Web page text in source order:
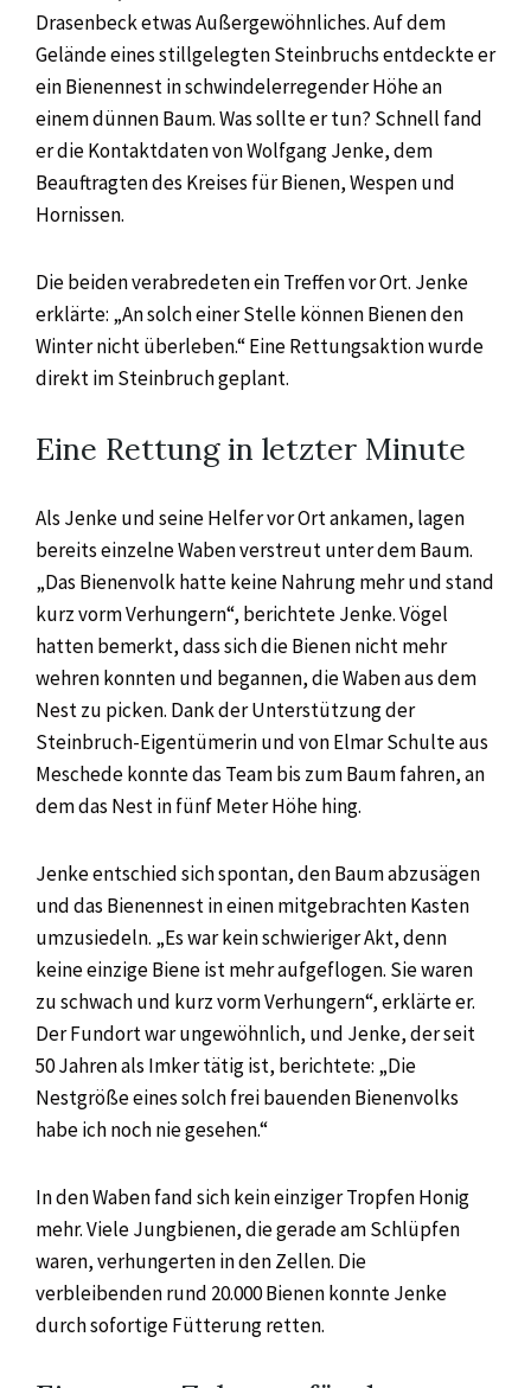
Drasenbeck etwas Außergewöhnliches. Auf dem
Gelände eines stillgelegten Steinbruchs entdeckte er
ein Bienennest in schwindelerregender Höhe an
einem dünnen Baum. Was sollte er tun? Schnell fand
er die Kontaktdaten von Wolfgang Jenke, dem
Beauftragten des Kreises für Bienen, Wespen und
Hornissen.
Die beiden verabredeten ein Treffen vor Ort. Jenke
erklärte: „An solch einer Stelle können Bienen den
Winter nicht überleben.“ Eine Rettungsaktion wurde
direkt im Steinbruch geplant.
Eine Rettung in letzter Minute
Als Jenke und seine Helfer vor Ort ankamen, lagen
bereits einzelne Waben verstreut unter dem Baum.
„Das Bienenvolk hatte keine Nahrung mehr und stand
kurz vorm Verhungern“, berichtete Jenke. Vögel
hatten bemerkt, dass sich die Bienen nicht mehr
wehren konnten und begannen, die Waben aus dem
Nest zu picken. Dank der Unterstützung der
Steinbruch-Eigentümerin und von Elmar Schulte aus
Meschede konnte das Team bis zum Baum fahren, an
dem das Nest in fünf Meter Höhe hing.
Jenke entschied sich spontan, den Baum abzusägen
und das Bienennest in einen mitgebrachten Kasten
umzusiedeln. „Es war kein schwieriger Akt, denn
keine einzige Biene ist mehr aufgeflogen. Sie waren
zu schwach und kurz vorm Verhungern“, erklärte er.
Der Fundort war ungewöhnlich, und Jenke, der seit
50 Jahren als Imker tätig ist, berichtete: „Die
Nestgröße eines solch frei bauenden Bienenvolks
habe ich noch nie gesehen.“
In den Waben fand sich kein einziger Tropfen Honig
mehr. Viele Jungbienen, die gerade am Schlüpfen
waren, verhungerten in den Zellen. Die
verbleibenden rund 20.000 Bienen konnte Jenke
durch sofortige Fütterung retten.